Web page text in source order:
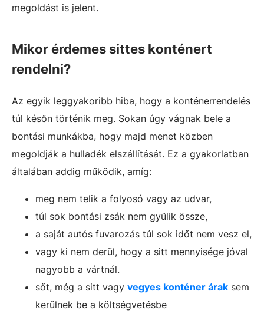
megoldást is jelent.
Mikor érdemes sittes konténert
rendelni?
Az egyik leggyakoribb hiba, hogy a konténerrendelés
túl későn történik meg. Sokan úgy vágnak bele a
bontási munkákba, hogy majd menet közben
megoldják a hulladék elszállítását. Ez a gyakorlatban
általában addig működik, amíg:
meg nem telik a folyosó vagy az udvar,
túl sok bontási zsák nem gyűlik össze,
a saját autós fuvarozás túl sok időt nem vesz el,
vagy ki nem derül, hogy a sitt mennyisége jóval
nagyobb a vártnál.
sőt, még a sitt vagy vegyes konténer árak sem
kerülnek be a költségvetésbe